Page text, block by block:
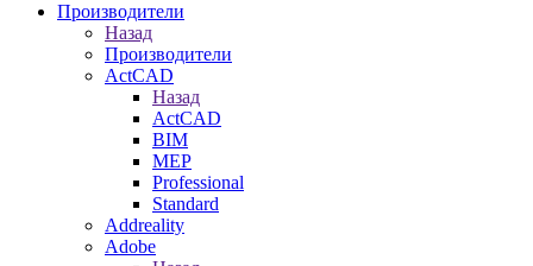
Производители
Назад
Производители
ActCAD
Назад
ActCAD
BIM
MEP
Professional
Standard
Addreality
Adobe